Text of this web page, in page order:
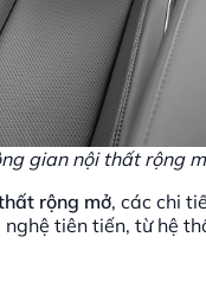
gian nội thất rộng
rộng mở, các chi
tiên tiến, từ hệ